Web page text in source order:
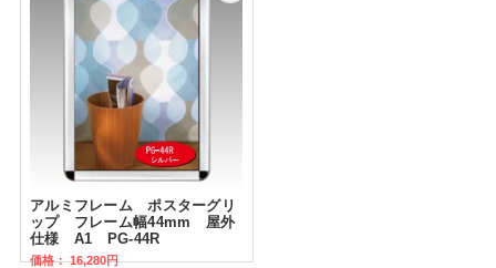
アルミフレーム ポスターグリ
ップ フレーム幅44mm 屋外
仕様 A1 PG-44R
価格： 16,280円